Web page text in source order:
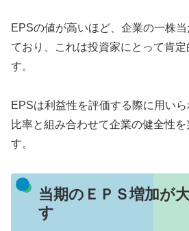
EPSの値が高いほど、企業の一株
ており、これは投資家にとって肯定
す。
EPSは利益性を評価する際に用い
比率と組み合わせて企業の健全性
す。
当期のＥＰＳ増加が
す